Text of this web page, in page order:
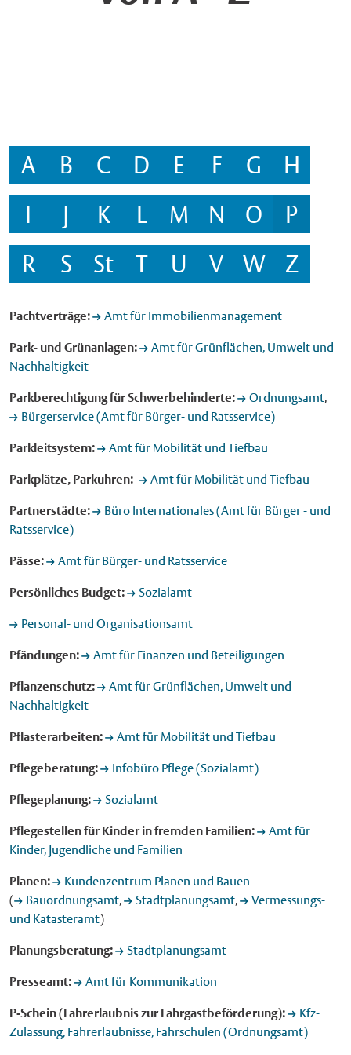
A B C D E F G
H
I
J K L M N O
P
R
S St T U V W Z
Pachtverträge: Amt für Immobilienmanagement
Park- und Grünanlagen:
Amt für Grünflächen, Umwelt und
Nachhaltigkeit
Parkberechtigung für Schwerbehinderte: Ordnungsamt,
Bürgerservice (Amt für Bürger- und Ratsservice)
Parkleitsystem: Amt für Mobilität und Tiefbau
Parkplätze, Parkuhren: Amt für Mobilität und Tiefbau
Partnerstädte:
Büro Internationales (Amt für Bürger - und
Ratsservice)
Pässe: Amt für Bürger- und Ratsservice
Persönliches Budget: Sozialamt
Personal- und Organisationsamt
Pfändungen: Amt für Finanzen und Beteiligungen
Pflanzenschutz:
Amt für Grünflächen, Umwelt und
Nachhaltigkeit
Pflasterarbeiten: Amt für Mobilität und Tiefbau
Pflegeberatung: Infobüro Pflege (Sozialamt)
Pflegeplanung: Sozialamt
Pflegestellen für Kinder in fremden Familien:
Amt für
Kinder, Jugendliche und Familien
Planen:
Kundenzentrum Planen und Bauen
(
Bauordnungsamt, Stadtplanungsamt,
Vermessungs-
und Katasteramt)
Planungsberatung: Stadtplanungsamt
Presseamt: Amt für Kommunikation
P-Schein (Fahrerlaubnis zur Fahrgastbeförderung):
Kfz-
Zulassung, Fahrerlaubnisse, Fahrschulen (Ordnungsamt)